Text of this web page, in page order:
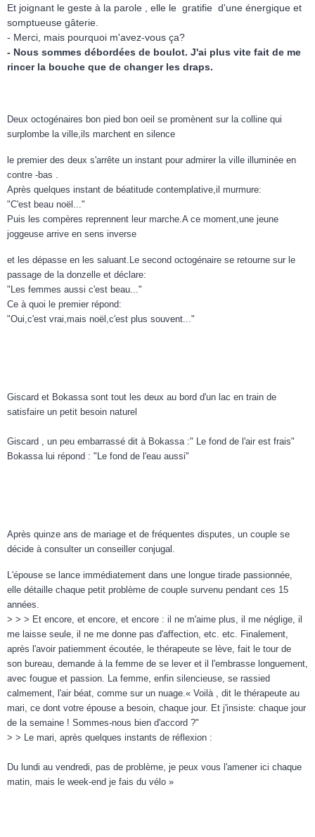
Et joignant le geste à la parole , elle le gratifie d'une énergique et
somptueuse gâterie.
- Merci, mais pourquoi m'avez-vous ça?
- Nous sommes débordées de boulot. J'ai plus vite fait de me
rincer la bouche que de changer les draps.
Deux octogénaires bon pied bon oeil se promènent sur la colline qui
surplombe la ville,ils marchent en silence
le premier des deux s'arrête un instant pour admirer la ville illuminée en
contre -bas .
Après quelques instant de béatitude contemplative,il murmure:
"C'est beau noël..."
Puis les compères reprennent leur marche.A ce moment,une jeune
joggeuse arrive en sens inverse
et les dépasse en les saluant.Le second octogénaire se retourne sur le
passage de la donzelle et déclare:
"Les femmes aussi c'est beau..."
Ce à quoi le premier répond:
"Oui,c'est vrai,mais noël,c'est plus souvent..."
Giscard et Bokassa sont tout les deux au bord d'un lac en train de
satisfaire un petit besoin naturel
Giscard , un peu embarrassé dit à Bokassa :" Le fond de l'air est frais"
Bokassa lui répond : "Le fond de l'eau aussi"
Après quinze ans de mariage et de fréquentes disputes, un couple se
décide à consulter un conseiller conjugal.
L'épouse se lance immédiatement dans une longue tirade passionnée,
elle détaille chaque petit problème de couple survenu pendant ces 15
années.
> > > Et encore, et encore, et encore : il ne m'aime plus, il me néglige, il
me laisse seule, il ne me donne pas d'affection, etc. etc. Finalement,
après l'avoir patiemment écoutée, le thérapeute se lève, fait le tour de
son bureau, demande à la femme de se lever et il l'embrasse longuement,
avec fougue et passion. La femme, enfin silencieuse, se rassied
calmement, l'air béat, comme sur un nuage.« Voilà , dit le thérapeute au
mari, ce dont votre épouse a besoin, chaque jour. Et j'insiste: chaque jour
de la semaine ! Sommes-nous bien d'accord ?"
> > Le mari, après quelques instants de réflexion :
Du lundi au vendredi, pas de problème, je peux vous l'amener ici chaque
matin, mais le week-end je fais du vélo »